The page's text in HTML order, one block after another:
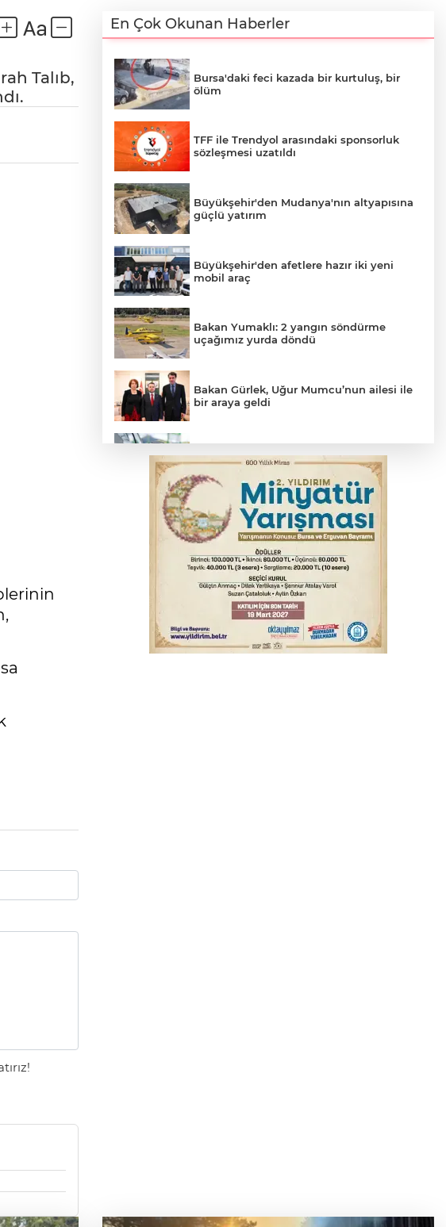
Talıb,
En Çok Okunan Haberler
Bursa'daki feci kazada bir kurtuluş, bir
ölüm
TFF ile Trendyol arasındaki sponsorluk
sözleşmesi uzatıldı
Büyükşehir'den Mudanya'nın altyapısına
güçlü yatırım
Büyükşehir'den afetlere hazır iki yeni
mobil araç
Bakan Yumaklı: 2 yangın söndürme
uçağımız yurda döndü
Bakan Gürlek, Uğur Mumcu’nun ailesi ile
bir araya geldi
yansıyacak mı?
YENİ Parti Genel Başkanı Özel'den
Çerçeve Yasa yorumu
Serbest piyasada döviz fiyatları
Serbest piyasada altın fiyatları...